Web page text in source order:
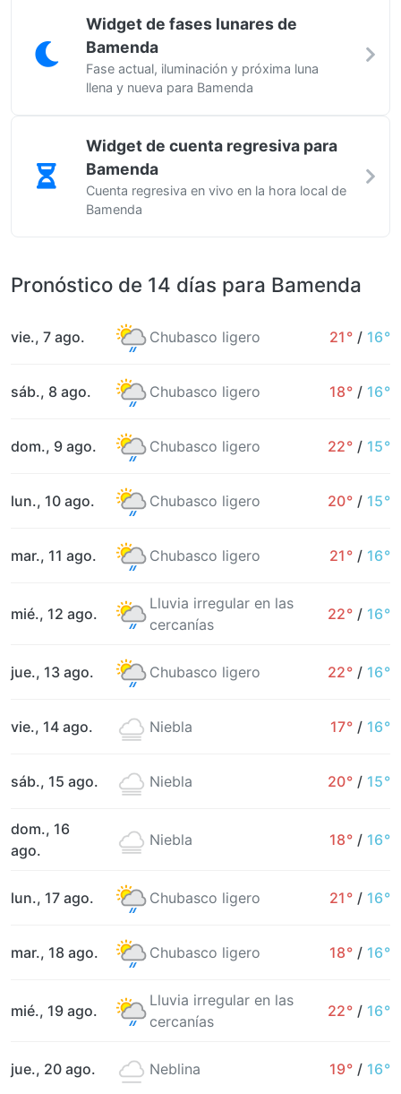
Widget de fases lunares de
Bamenda
Fase actual, iluminación y próxima luna
llena y nueva para Bamenda
Widget de cuenta regresiva para
Bamenda
Cuenta regresiva en vivo en la hora local de
Bamenda
Pronóstico de 14 días para Bamenda
vie., 7 ago. Chubasco ligero 21° / 16°
sáb., 8 ago. Chubasco ligero 18° / 16°
dom., 9 ago. Chubasco ligero 22° / 15°
lun., 10 ago. Chubasco ligero 20° / 15°
mar., 11 ago. Chubasco ligero 21° / 16°
mié., 12 ago.
Lluvia irregular en las
cercanías
22° / 16°
jue., 13 ago. Chubasco ligero 22° / 16°
vie., 14 ago. Niebla 17° / 16°
sáb., 15 ago. Niebla 20° / 15°
dom., 16
ago.
Niebla 18° / 16°
lun., 17 ago. Chubasco ligero 21° / 16°
mar., 18 ago. Chubasco ligero 18° / 16°
mié., 19 ago.
Lluvia irregular en las
cercanías
22° / 16°
jue., 20 ago. Neblina 19° / 16°